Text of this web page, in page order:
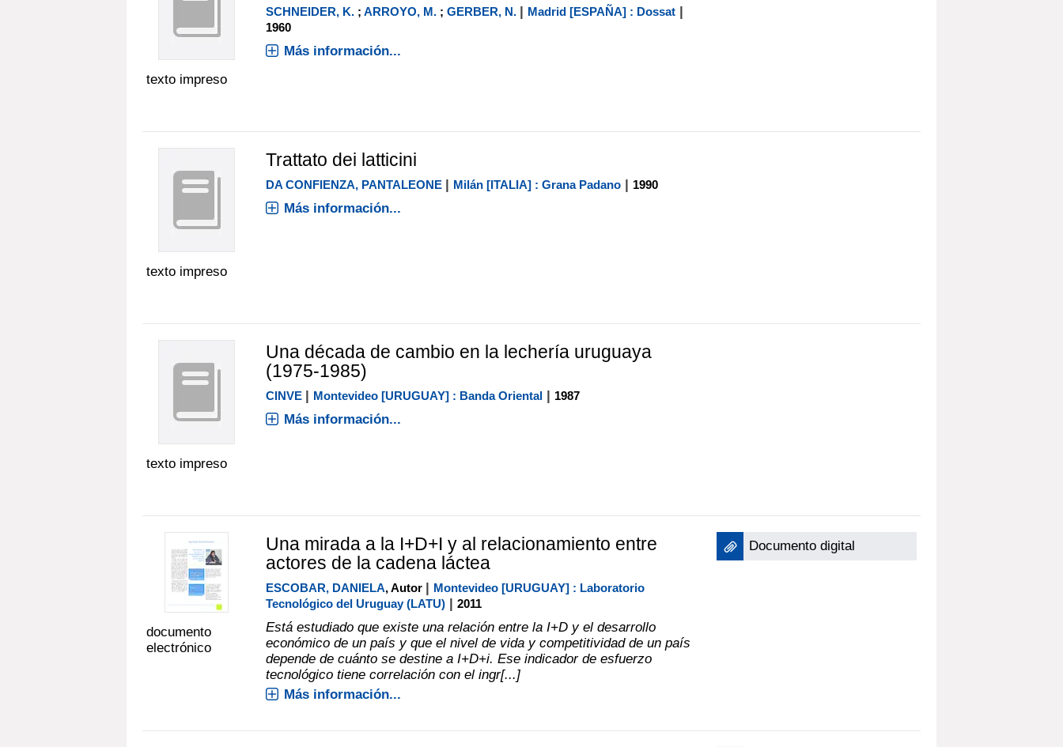
texto impreso
SCHNEIDER, K.; ARROYO, M.; GERBER, N. | Madrid [ESPAÑA] : Dossat|
1960
Más información...
texto impreso
Trattato dei latticini
DA CONFIENZA, PANTALEONE | Milán [ITALIA] : Grana Padano| 1990
Más información...
texto impreso
Una década de cambio en la lechería uruguaya
(1975-1985)
CINVE | Montevideo [URUGUAY] : Banda Oriental| 1987
Más información...
documento
electrónico
Una mirada a la I+D+I y al relacionamiento entre
actores de la cadena láctea
ESCOBAR, DANIELA, Autor | Montevideo [URUGUAY] : Laboratorio
Tecnológico del Uruguay (LATU)| 2011
Está estudiado que existe una relación entre la I+D y el desarrollo
económico de un país y que el nivel de vida y competitividad de un país
depende de cuánto se destine a I+D+i. Ese indicador de esfuerzo
tecnológico tiene correlación con el ingr[...]
Más información...
Documento digital